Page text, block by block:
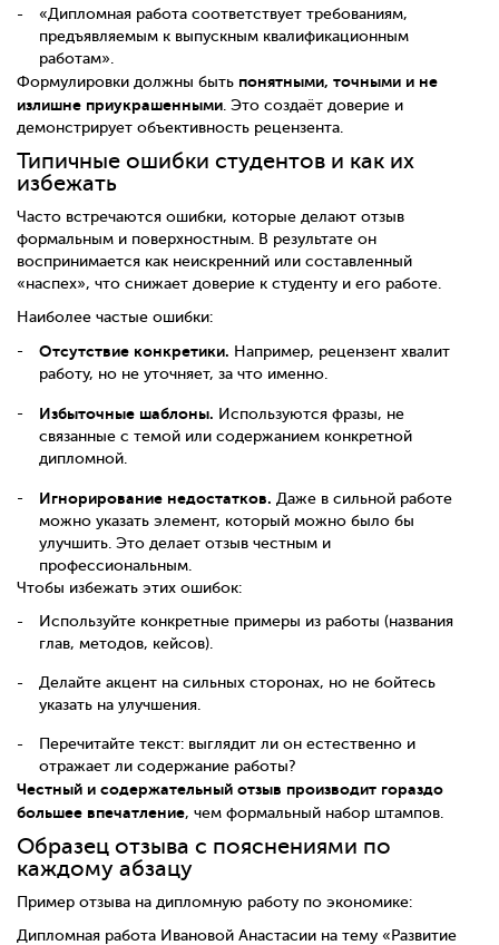
«Дипломная работа соответствует требованиям,
предъявляемым к выпускным квалификационным
работам».
Формулировки должны быть понятными, точными и не
излишне приукрашенными. Это создаёт доверие и
демонстрирует объективность рецензента.
Типичные ошибки студентов и как их
избежать
Часто встречаются ошибки, которые делают отзыв
формальным и поверхностным. В результате он
воспринимается как неискренний или составленный
«наспех», что снижает доверие к студенту и его работе.
Наиболее частые ошибки:
Отсутствие конкретики. Например, рецензент хвалит
работу, но не уточняет, за что именно.
Избыточные шаблоны. Используются фразы, не
связанные с темой или содержанием конкретной
дипломной.
Игнорирование недостатков. Даже в сильной работе
можно указать элемент, который можно было бы
улучшить. Это делает отзыв честным и
профессиональным.
Чтобы избежать этих ошибок:
Используйте конкретные примеры из работы (названия
глав, методов, кейсов).
Делайте акцент на сильных сторонах, но не бойтесь
указать на улучшения.
Перечитайте текст: выглядит ли он естественно и
отражает ли содержание работы?
Честный и содержательный отзыв производит гораздо
большее впечатление, чем формальный набор штампов.
Образец отзыва с пояснениями по
каждому абзацу
Пример отзыва на дипломную работу по экономике:
Дипломная работа Ивановой Анастасии на тему «Развитие